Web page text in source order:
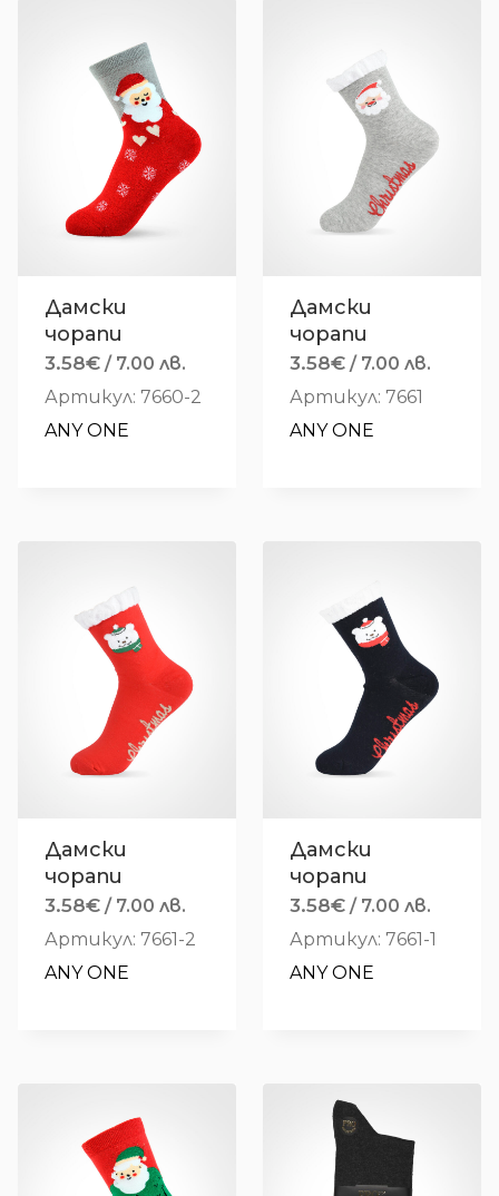
Дамски
чорапи
3.58€ / 7.00 лв.
Артикул: 7660-2
ANY ONE
Дамски
чорапи
3.58€ / 7.00 лв.
Артикул: 7661
ANY ONE
Дамски
чорапи
3.58€ / 7.00 лв.
Артикул: 7661-2
ANY ONE
Дамски
чорапи
3.58€ / 7.00 лв.
Артикул: 7661-1
ANY ONE